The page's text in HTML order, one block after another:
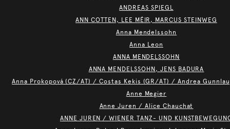
ANDREAS SPIEGL
ANN COTTEN, LEE MÉIR, MARCUS STEINWEG
Anna Mendelssohn
Anna Leon
ANNA MENDELSSOHN
ANNA MENDELSSOHN, JENS BADURA
Anna Prokopová (CZ/AT) / Costas Kekis (GR/AT) / Andrea
Anne Megier
Anne Juren / Alice Chauchat
ANNE JUREN / WIENER TANZ- UND